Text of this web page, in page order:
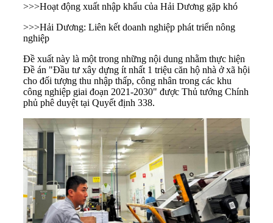
>>>Hoạt động xuất nhập khẩu của Hải Dương gặp khó
>>>Hải Dương: Liên kết doanh nghiệp phát triển nông
nghiệp
Đề xuất này là một trong những nội dung nhằm thực hiện
Đề án "Đầu tư xây dựng ít nhất 1 triệu căn hộ nhà ở xã hội
cho đối tượng thu nhập thấp, công nhân trong các khu
công nghiệp giai đoạn 2021-2030" được Thủ tướng Chính
phủ phê duyệt tại Quyết định 338.